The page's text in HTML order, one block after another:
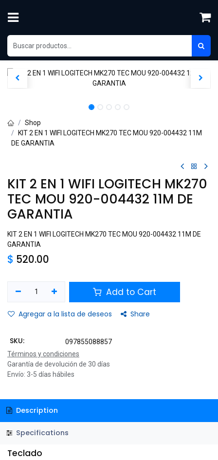
Shop
KIT 2 EN 1 WIFI LOGITECH MK270 TEC MOU 920-004432 11M
DE GARANTIA
KIT 2 EN 1 WIFI LOGITECH MK270
TEC MOU 920-004432 11M DE
GARANTIA
KIT 2 EN 1 WIFI LOGITECH MK270 TEC MOU 920-004432 11M DE
GARANTIA
$ 520.00
Add to Cart
Agregar a la lista de deseos Share
SKU:
097855088857
Términos y condiciones
Garantía de devolución de 30 días
Envío: 3-5 días hábiles
Description
Specifications
Teclado